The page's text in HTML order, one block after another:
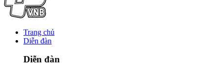
Trang chủ
Diễn đàn
Diễn đàn